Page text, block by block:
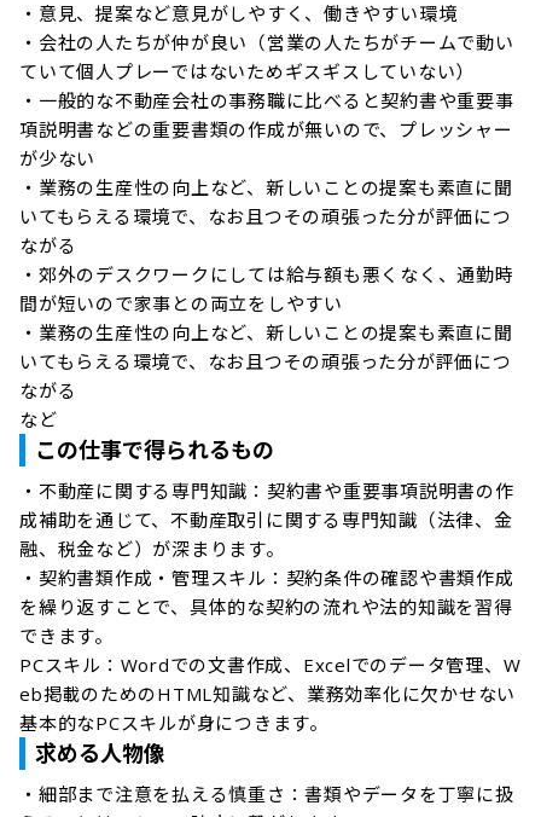
・意見、提案など意見がしやすく、働きやすい環境
・会社の人たちが仲が良い（営業の人たちがチームで動い
ていて個人プレーではないためギスギスしていない）
・一般的な不動産会社の事務職に比べると契約書や重要事
項説明書などの重要書類の作成が無いので、プレッシャー
が少ない
・業務の生産性の向上など、新しいことの提案も素直に聞
いてもらえる環境で、なお且つその頑張った分が評価につ
ながる
・郊外のデスクワークにしては給与額も悪くなく、通勤時
間が短いので家事との両立をしやすい
・業務の生産性の向上など、新しいことの提案も素直に聞
いてもらえる環境で、なお且つその頑張った分が評価につ
ながる
など
この仕事で得られるもの
・不動産に関する専門知識：契約書や重要事項説明書の作
成補助を通じて、不動産取引に関する専門知識（法律、金
融、税金など）が深まります。﻿
・契約書類作成・管理スキル：契約条件の確認や書類作成
を繰り返すことで、具体的な契約の流れや法的知識を習得
できます。﻿
PCスキル：Wordでの文書作成、Excelでのデータ管理、W
eb掲載のためのHTML知識など、業務効率化に欠かせない
基本的なPCスキルが身につきます。﻿
求める人物像
・細部まで注意を払える慎重さ：書類やデータを丁寧に扱